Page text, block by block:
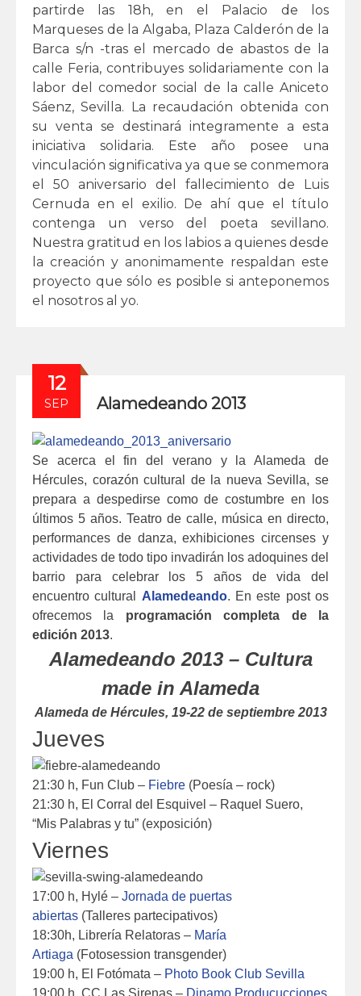
partirde las 18h, en el Palacio de los
Marqueses de la Algaba, Plaza Calderón de la
Barca s/n -tras el mercado de abastos de la
calle Feria, contribuyes solidariamente con la
labor del comedor social de la calle Aniceto
Sáenz, Sevilla. La recaudación obtenida con
su venta se destinará integramente a esta
iniciativa solidaria. Este año posee una
vinculación significativa ya que se conmemora
el 50 aniversario del fallecimiento de Luis
Cernuda en el exilio. De ahí que el título
contenga un verso del poeta sevillano.
Nuestra gratitud en los labios a quienes desde
la creación y anonimamente respaldan este
proyecto que sólo es posible si anteponemos
el nosotros al yo.
12
SEP Alamedeando 2013
Se acerca el fin del verano y la Alameda de
Hércules, corazón cultural de la nueva Sevilla, se
prepara a despedirse como de costumbre en los
últimos 5 años. Teatro de calle, música en directo,
performances de danza, exhibiciones circenses y
actividades de todo tipo invadirán los adoquines del
barrio para celebrar los 5 años de vida del
encuentro cultural Alamedeando. En este post os
ofrecemos la programación completa de la
edición 2013.
Alamedeando 2013 – Cultura
made in Alameda
Alameda de Hércules, 19-22 de septiembre 2013
Jueves
21:30 h, Fun Club – Fiebre (Poesía – rock)
21:30 h, El Corral del Esquivel – Raquel Suero,
“Mis Palabras y tu” (exposición)
Viernes
17:00 h, Hylé – Jornada de puertas
abiertas (Talleres partecipativos)
18:30h, Librería Relatoras – María
Artiaga (Fotosession transgender)
19:00 h, El Fotómata – Photo Book Club Sevilla